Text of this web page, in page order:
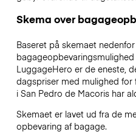
Skema over
Baseret på skemaet
bagageopbevaringsmulighed
LuggageHero er de eneste,
dagspriser med mulighed
i San Pedro de Macorishar
Skemaet er lavet ud fra de
opbevaring af bagage.